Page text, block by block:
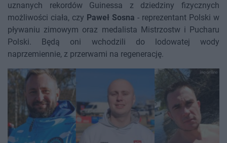
uznanych rekordów Guinessa z dziedziny fizycznych
możliwości ciała, czy Paweł Sosna - reprezentant Polski w
pływaniu zimowym oraz medalista Mistrzostw i Pucharu
Polski. Będą oni wchodzili do lodowatej wody
naprzemiennie, z przerwami na regenerację.